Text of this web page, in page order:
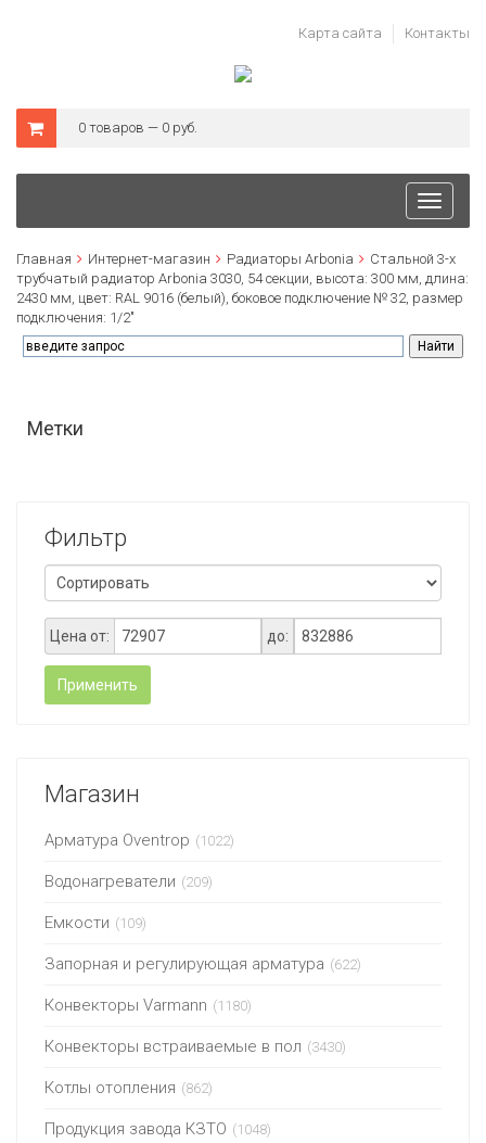
Карта сайта Контакты
0 товаров — 0 руб.
Toggle
Главная Интернет-магазин Радиаторы Arbonia
Стальной 3-х
трубчатый радиатор Arbonia 3030, 54 секции, высота: 300 мм, длина:
2430 мм, цвет: RAL 9016 (белый), боковое подключение № 32, размер
подключения: 1/2"
Метки
Фильтр
Цена от: до:
Применить
Магазин
Арматура Oventrop (1022)
Водонагреватели (209)
Емкости (109)
Запорная и регулирующая арматура (622)
Конвекторы Varmann (1180)
Конвекторы встраиваемые в пол (3430)
Котлы отопления (862)
Продукция завода КЗТО (1048)